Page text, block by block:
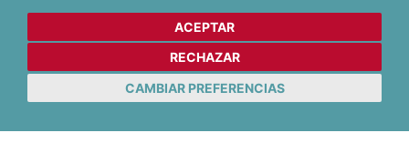
ACEPTAR
RECHAZAR
CAMBIAR PREFERENCIAS